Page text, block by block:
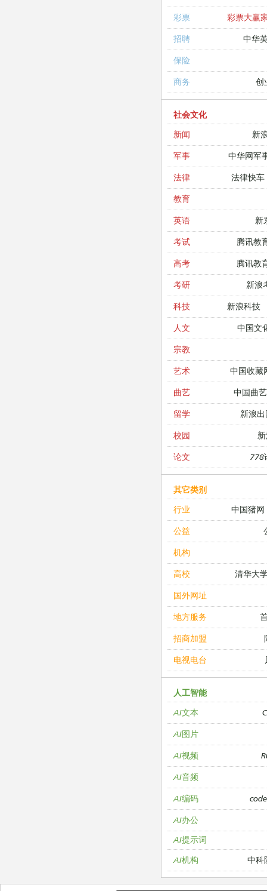
彩票 彩票大赢
招聘 中华
保险
商务 创
社会文化
新闻
新
军事 中华网军
法律 法律快车
教育
英语 新
考试 腾讯教
高考 腾讯教
考研 新浪
科技 新浪科技
人文 中国文
宗教
艺术 中国收藏
曲艺 中国曲
留学 新浪
校园
论文 778
其它类别
行业
中国猪网
公益
机构
高校 清华大
国外网址
地方服务
招商加盟
电视电台
人工智能
AI文本
AI图片
AI视频
AI音频
AI编码
AI办公
AI提示词
AI机构
中科